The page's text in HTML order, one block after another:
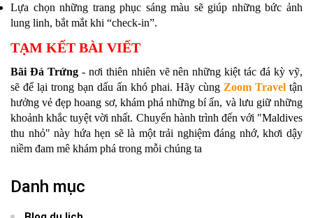
Danh mục
Lựa chọn những trang phục sáng màu sẽ giúp những bức ảnh
lung linh, bắt mắt khi “check-in”.
TẠM KẾT BÀI VIẾT
Bãi Đá Trứng- nơi thiên nhiên vẽ nên những kiệt tác đá kỳ vỹ,
sẽ để lại trong bạn dấu ấn khó phai. Hãy cùng Zoom Travel tận
hưởng vẻ đẹp hoang sơ, khám phá những bí ẩn, và lưu giữ những
khoảnh khắc tuyệt vời nhất. Chuyến hành trình đến với "Maldives
thu nhỏ" này hứa hẹn sẽ là một trải nghiệm đáng nhớ, khơi dậy
niềm đam mê khám phá trong mỗi chúng ta